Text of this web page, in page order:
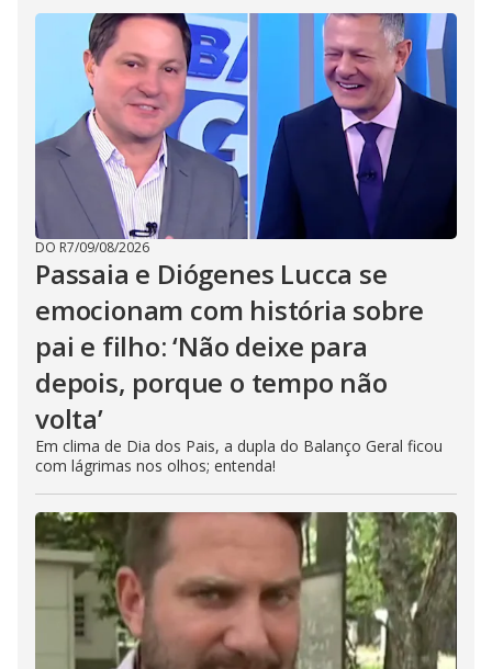
DO R7/09/08/2026
Passaia e Diógenes Lucca se
emocionam com história sobre
pai e filho: ‘Não deixe para
depois, porque o tempo não
volta’
Em clima de Dia dos Pais, a dupla do Balanço Geral ficou
com lágrimas nos olhos; entenda!